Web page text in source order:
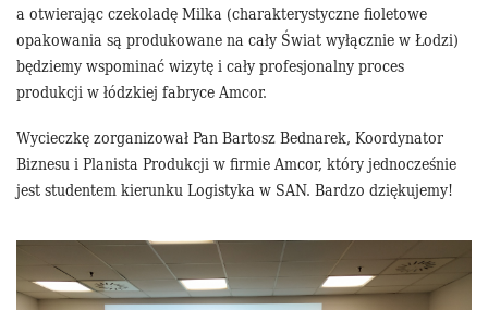
a otwierając czekoladę Milka (charakterystyczne fioletowe
opakowania są produkowane na cały Świat wyłącznie w Łodzi)
będziemy wspominać wizytę i cały profesjonalny proces
produkcji w łódzkiej fabryce Amcor.
Wycieczkę zorganizował Pan Bartosz Bednarek, Koordynator
Biznesu i Planista Produkcji w firmie Amcor, który jednocześnie
jest studentem kierunku Logistyka w SAN. Bardzo dziękujemy!